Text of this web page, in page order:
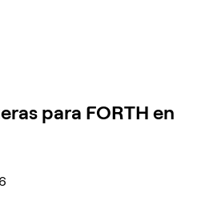
para FORTH en